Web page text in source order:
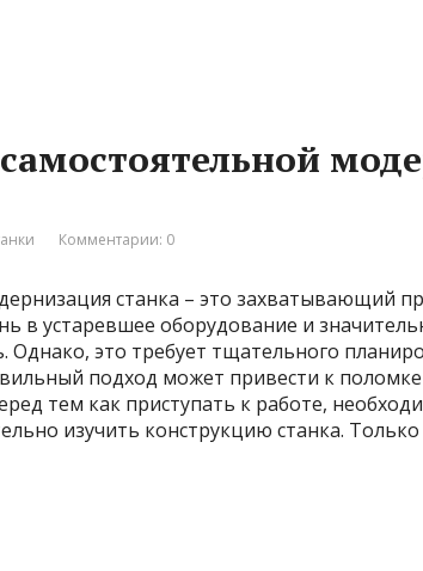
Комментарии: 0
станка – это захватывающий
в устаревшее оборудование и
Однако, это требует тщательного
подход может привести к
тем как приступать к работе,
изучить конструкцию станка.